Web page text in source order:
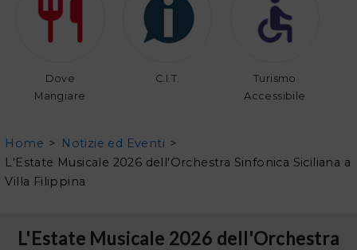
Dove
Mangiare
C.I.T.
Turismo
Accessibile
Home > Notizie ed Eventi >
L'Estate Musicale 2026 dell'Orchestra Sinfonica Siciliana a
Villa Filippina
L'Estate Musicale 2026 dell'Orchestra